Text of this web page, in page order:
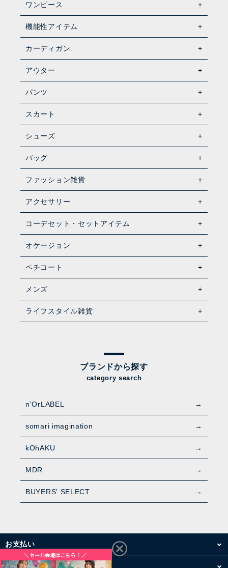
ワンピース
機能性アイテム
カーディガン
アウター
パンツ
スカート
シューズ
バッグ
ファッション雑貨
アクセサリー
コーデセット・セットアイテム
オケージョン
ペチコート
メンズ
ライフスタイル雑貨
ブランドから探す
category search
n'OrLABEL
somari imagination
kOhAKU
MDR
BUYERS' SELECT
お支払い
配送・送料